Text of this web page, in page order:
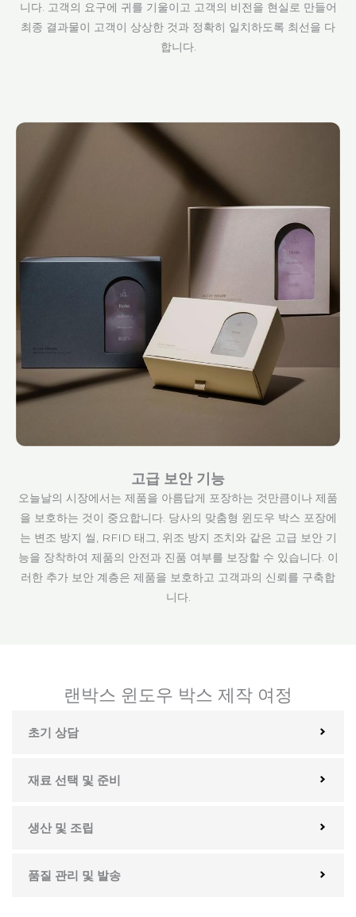
니다. 고객의 요구에 귀를 기울이고 고객의 비전을 현실로 만들어
최종 결과물이 고객이 상상한 것과 정확히 일치하도록 최선을 다
합니다.
고급 보안 기능
오늘날의 시장에서는 제품을 아름답게 포장하는 것만큼이나 제품
을 보호하는 것이 중요합니다. 당사의 맞춤형 윈도우 박스 포장에
는 변조 방지 씰, RFID 태그, 위조 방지 조치와 같은 고급 보안 기
능을 장착하여 제품의 안전과 진품 여부를 보장할 수 있습니다. 이
러한 추가 보안 계층은 제품을 보호하고 고객과의 신뢰를 구축합
니다.
랜박스 윈도우 박스 제작 여정
초기 상담
재료 선택 및 준비
생산 및 조립
품질 관리 및 발송